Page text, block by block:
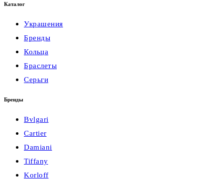
Каталог
Украшения
Бренды
Кольца
Браслеты
Серьги
Бренды
Bvlgari
Cartier
Damiani
Tiffany
Korloff